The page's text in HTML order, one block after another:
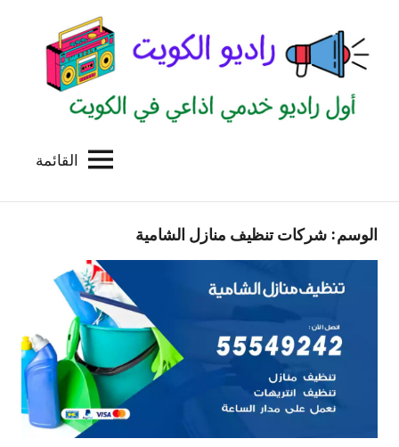
المحتوى
الكويت
للاعلانات
القائمة
الوسم: شركات تنظيف منازل الشامية